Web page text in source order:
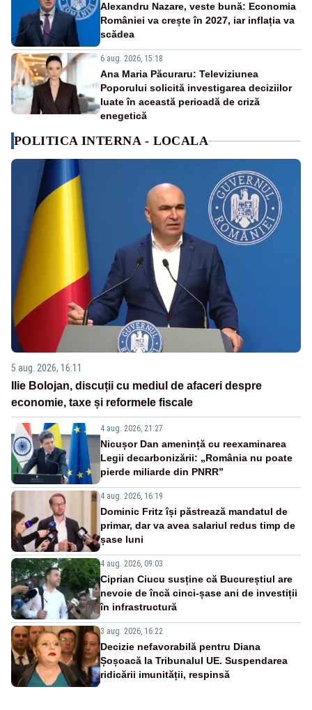
Alexandru Nazare, veste bună: Economia
României va crește în 2027, iar inflația va
scădea
6 aug. 2026, 15:18
Ana Maria Păcuraru: Televiziunea
Poporului solicită investigarea deciziilor
luate în această perioadă de criză
enegetică
POLITICA INTERNA - LOCALA
5 aug. 2026, 16:11
Ilie Bolojan, discuții cu mediul de afaceri despre
economie, taxe și reformele fiscale
4 aug. 2026, 21:27
Nicușor Dan amenință cu reexaminarea
Legii decarbonizării: „România nu poate
pierde miliarde din PNRR”
4 aug. 2026, 16:19
Dominic Fritz își păstrează mandatul de
primar, dar va avea salariul redus timp de
șase luni
4 aug. 2026, 09:03
Ciprian Ciucu susține că Bucureștiul are
nevoie de încă cinci-șase ani de investiții
în infrastructură
3 aug. 2026, 16:22
Decizie nefavorabilă pentru Diana
Șoșoacă la Tribunalul UE. Suspendarea
ridicării imunității, respinsă